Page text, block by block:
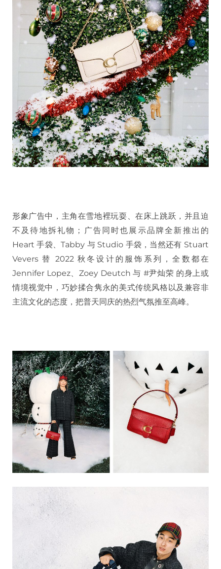
形象广告中，主角在雪地裡玩耍、在床上跳跃，并且迫
不及待地拆礼物；广告同时也展示品牌全新推出的
Heart 手袋、Tabby 与 Studio 手袋，当然还有 Stuart
Vevers 替 2022 秋冬设计的服饰系列，全数都在
Jennifer Lopez、Zoey Deutch 与 #尹灿荣 的身上或
情境视觉中，巧妙揉合隽永的美式传统风格以及兼容非
主流文化的态度，把普天同庆的热烈气氛推至高峰。